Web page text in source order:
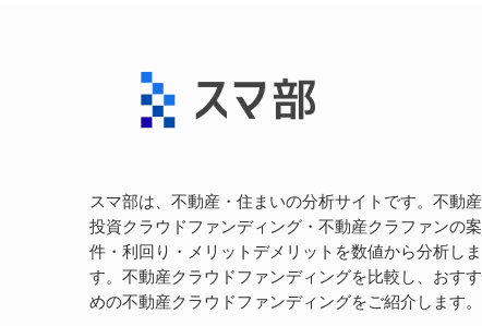
スマ部は、不動産・住まいの分析サイトです。不動産
投資クラウドファンディング・不動産クラファンの案
件・利回り・メリットデメリットを数値から分析しま
す。不動産クラウドファンディングを比較し、おすす
めの不動産クラウドファンディングをご紹介します。